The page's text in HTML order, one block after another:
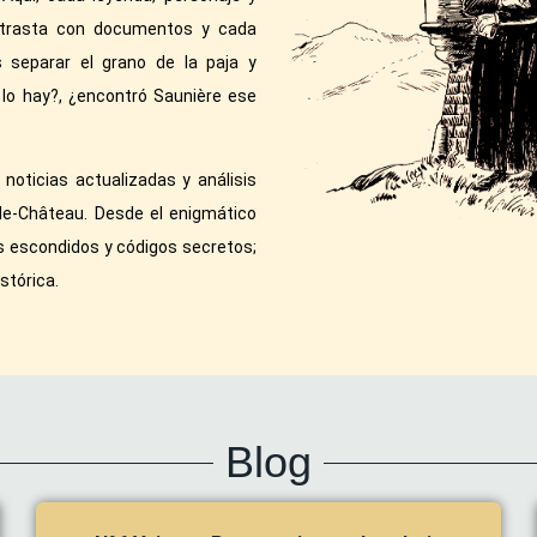
con documentos y cada
separar el grano de la paja y
hay?, ¿encontró Saunière ese
actualizadas y análisis
Château. Desde el enigmático
escondidos y códigos secretos;
Blog